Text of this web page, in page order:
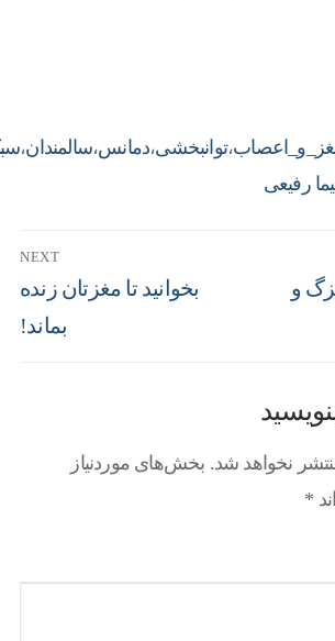
،توانبخشی،دمانس،سالمندان،سبک
رفیعی
و
NEXT
بخوانید تا مغزتان زنده
بماند!
نخواهد شد. بخش‌های موردنیاز
*